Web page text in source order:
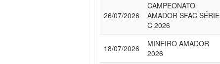
26/07/2026
CAMPEONATO
AMADOR SFAC SÉRIE
C 2026
18/07/2026
MINEIRO AMADOR
2026